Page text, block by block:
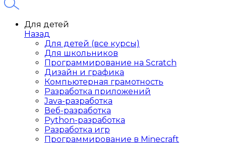
Для детей
Назад
Для детей (все курсы)
Для школьников
Программирование на Scratch
Дизайн и графика
Компьютерная грамотность
Разработка приложений
Java-разработка
Веб-разработка
Python-разработка
Разработка игр
Программирование в Minecraft